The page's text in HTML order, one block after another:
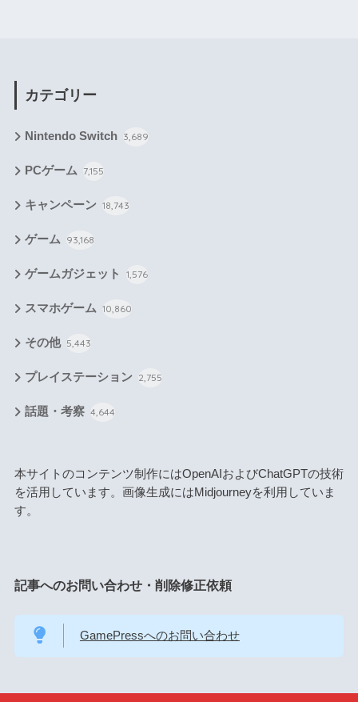
カテゴリー
Nintendo Switch 3,689
PCゲーム 7,155
キャンペーン 18,743
ゲーム 93,168
ゲームガジェット 1,576
スマホゲーム 10,860
その他 5,443
プレイステーション 2,755
話題・考察 4,644
本サイトのコンテンツ制作にはOpenAIおよびChatGPTの技術
を活用しています。画像生成にはMidjourneyを利用していま
す。
記事へのお問い合わせ・削除修正依頼
GamePressへのお問い合わせ